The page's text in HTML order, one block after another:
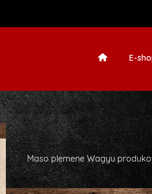
E-
Maso plemene Wagyu